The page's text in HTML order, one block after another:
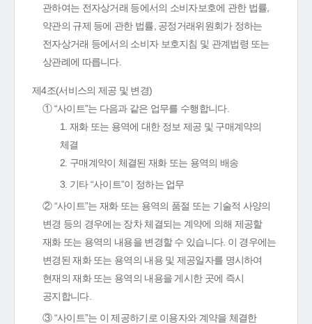
관하여는 전자상거래 등에서의 소비자보호에 관한 법률,
약관의 규제 등에 관한 법률, 공정거래위원회가 정하는
전자상거래 등에서의 소비자 보호지침 및 관계법령 또는
상관례에 따릅니다.
제4조(서비스의 제공 및 변경)
① “사이트”는 다음과 같은 업무를 수행합니다.
1. 재화 또는 용역에 대한 정보 제공 및 구매계약의
체결
2. 구매계약이 체결된 재화 또는 용역의 배송
3. 기타 “사이트”이 정하는 업무
② “사이트”는 재화 또는 용역의 품절 또는 기술적 사양의
변경 등의 경우에는 장차 체결되는 계약에 의해 제공할
재화 또는 용역의 내용을 변경할 수 있습니다. 이 경우에는
변경된 재화 또는 용역의 내용 및 제공일자를 명시하여
현재의 재화 또는 용역의 내용을 게시한 곳에 즉시
공지합니다.
③ “사이트”는 이 제공하기로 이용자와 계약을 체결한